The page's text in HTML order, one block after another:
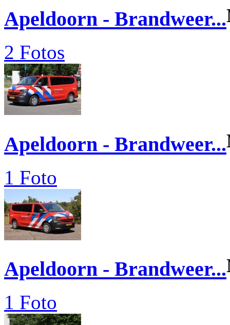
Apeldoorn - Brandweer...
2 Fotos
Apeldoorn - Brandweer...
1 Foto
Apeldoorn - Brandweer...
1 Foto